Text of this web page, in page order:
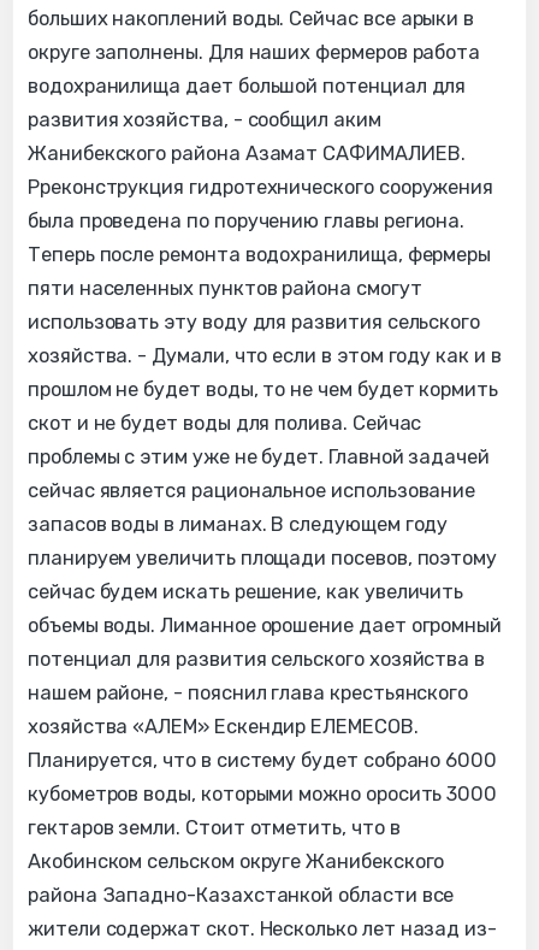
больших накоплений воды. Сейчас все арыки в
округе заполнены. Для наших фермеров работа
водохранилища дает большой потенциал для
развития хозяйства, - сообщил аким
Жанибекского района Азамат САФИМАЛИЕВ.
Рреконструкция гидротехнического сооружения
была проведена по поручению главы региона.
Теперь после ремонта водохранилища, фермеры
пяти населенных пунктов района смогут
использовать эту воду для развития сельского
хозяйства. - Думали, что если в этом году как и в
прошлом не будет воды, то не чем будет кормить
скот и не будет воды для полива. Сейчас
проблемы с этим уже не будет. Главной задачей
сейчас является рациональное использование
запасов воды в лиманах. В следующем году
планируем увеличить площади посевов, поэтому
сейчас будем искать решение, как увеличить
объемы воды. Лиманное орошение дает огромный
потенциал для развития сельского хозяйства в
нашем районе, - пояснил глава крестьянского
хозяйства «АЛЕМ» Ескендир ЕЛЕМЕСОВ.
Планируется, что в систему будет собрано 6000
кубометров воды, которыми можно оросить 3000
гектаров земли. Стоит отметить, что в
Акобинском сельском округе Жанибекского
района Западно-Казахстанкой области все
жители содержат скот. Несколько лет назад из-